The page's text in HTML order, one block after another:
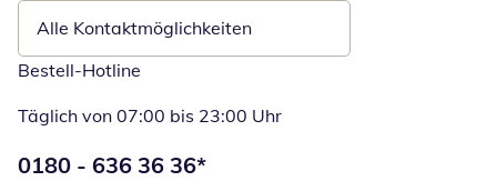
Alle Kontaktmöglichkeiten
Bestell-Hotline
Täglich von 07:00 bis 23:00 Uhr
Telefonnummer:
0180 - 636 36 36*